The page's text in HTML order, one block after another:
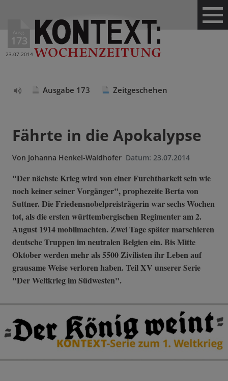
Ausg.
173
23.07.2014
Ausgabe 173 Zeitgeschehen
Fährte in die Apokalypse
Von Johanna Henkel-Waidhofer Datum: 23.07.2014
"Der nächste Krieg wird von einer Furchtbarkeit sein wie
noch keiner seiner Vorgänger", prophezeite Berta von
Suttner. Die Friedensnobelpreisträgerin war sechs Wochen
tot, als die ersten württembergischen Regimenter am 2.
August 1914 mobilmachten. Zwei Tage später marschieren
deutsche Truppen im neutralen Belgien ein. Bis Mitte
Oktober werden mehr als 5500 Zivilisten ihr Leben auf
grausame Weise verloren haben. Teil XV unserer Serie
"Der Weltkrieg im Südwesten".